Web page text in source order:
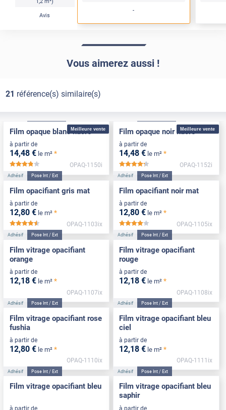
Avis
-
Vous aimerez aussi !
21 référence(s) similaire(s)
Meilleure vente
Film opaque blanc nacré
à partir de
14,48 € le m² *
*****
OPAQ-1150i
Meilleure vente
Film opaque noir nacré
à partir de
14,48 € le m² *
*****
OPAQ-1152i
Adhésif Pose Int / Ext
Film opacifiant gris mat
à partir de
12,80 € le m² *
*****
OPAQ-1103ix
Adhésif Pose Int / Ext
Film opacifiant noir mat
à partir de
12,80 € le m² *
*****
OPAQ-1105ix
Adhésif Pose Int / Ext
Film vitrage opacifiant
orange
à partir de
12,18 € le m² *
OPAQ-1107ix
Adhésif Pose Int / Ext
Film vitrage opacifiant
rouge
à partir de
12,18 € le m² *
OPAQ-1108ix
Adhésif Pose Int / Ext
Film vitrage opacifiant rose
fushia
à partir de
12,80 € le m² *
OPAQ-1110ix
Adhésif Pose Int / Ext
Film vitrage opacifiant bleu
ciel
à partir de
12,18 € le m² *
OPAQ-1111ix
Adhésif Pose Int / Ext
Film vitrage opacifiant bleu
à partir de
Adhésif Pose Int / Ext
Film vitrage opacifiant bleu
saphir
à partir de